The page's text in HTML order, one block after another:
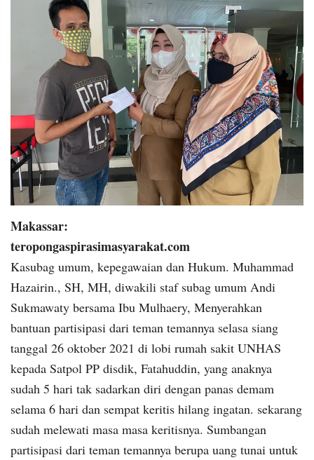
Makassar:
teropongaspirasimasyarakat.com
Kasubag umum, kepegawaian dan Hukum. Muhammad
Hazairin., SH, MH, diwakili staf subag umum Andi
Sukmawaty bersama Ibu Mulhaery, Menyerahkan
bantuan partisipasi dari teman temannya selasa siang
tanggal 26 oktober 2021 di lobi rumah sakit UNHAS
kepada Satpol PP disdik, Fatahuddin, yang anaknya
sudah 5 hari tak sadarkan diri dengan panas demam
selama 6 hari dan sempat keritis hilang ingatan. sekarang
sudah melewati masa masa keritisnya. Sumbangan
partisipasi dari teman temannya berupa uang tunai untuk